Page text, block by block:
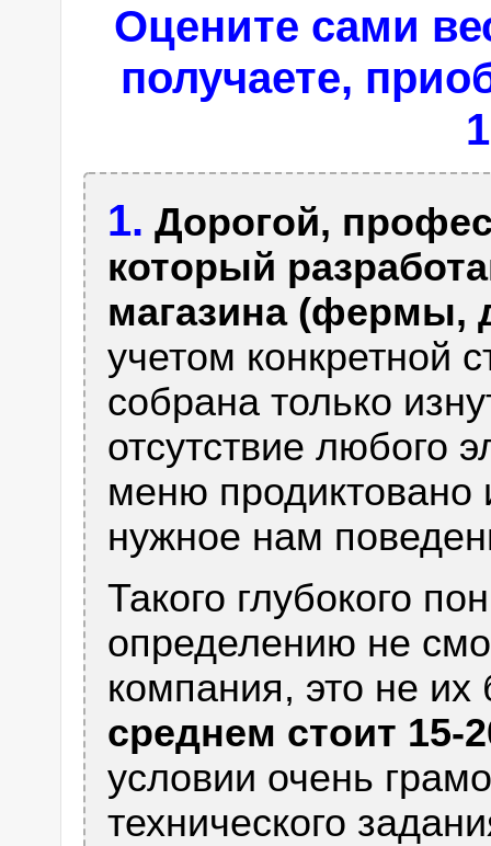
Оцените сами
получаете,
1. Дорогой,
который
магазина (фермы,
учетом конкретной
собрана только
отсутствие любого
меню продиктовано
нужное нам
Такого глубокого
определению не
компания, это не их
среднем стоит 15-
условии очень
технического